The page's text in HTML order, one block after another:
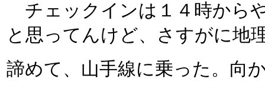
チェックインは１４時から
と思ってんけど、さすがに地
諦めて、山手線に乗った。向